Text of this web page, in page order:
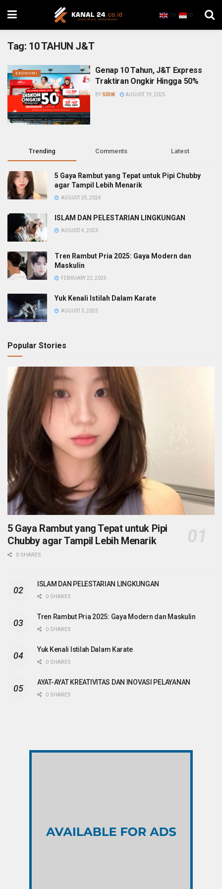
EN ID
Tag: 10 TAHUN J&T
EKONOMI
Genap 10 Tahun, J&T Express
Traktiran Ongkir Hingga 50%
BY SIDIK AUGUST 19, 2025
Trending Comments Latest
5 Gaya Rambut yang Tepat untuk Pipi Chubby
agar Tampil Lebih Menarik
AUGUST 25, 2024
ISLAM DAN PELESTARIAN LINGKUNGAN
AUGUST 4, 2023
Tren Rambut Pria 2025: Gaya Modern dan
Maskulin
FEBRUARY 22, 2025
Yuk Kenali Istilah Dalam Karate
AUGUST 3, 2023
Popular Stories
5 Gaya Rambut yang Tepat untuk Pipi
Chubby agar Tampil Lebih Menarik
0 SHARES
ISLAM DAN PELESTARIAN LINGKUNGAN
0 SHARES
Tren Rambut Pria 2025: Gaya Modern dan Maskulin
0 SHARES
Yuk Kenali Istilah Dalam Karate
0 SHARES
AYAT-AYAT KREATIVITAS DAN INOVASI PELAYANAN
0 SHARES